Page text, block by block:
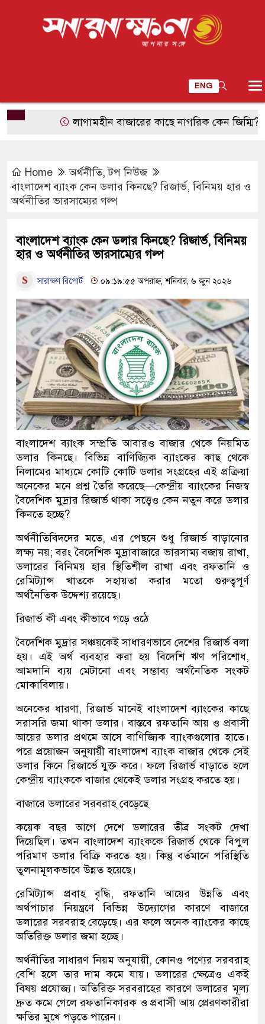
ENG
লাগামহীন বাজারের কাছে নাগরিক কেন জিম্মি?
Home অর্থনীতি,টপ নিউজ
বাংলাদেশ ব্যাংক কেন ডলার কিনছে? রিজার্ভ, বিনিময় হার ও
অর্থনীতির ভারসাম্যের গল্প
বাংলাদেশ ব্যাংক কেন ডলার কিনছে? রিজার্ভ, বিনিময়
হার ও অর্থনীতির ভারসাম্যের গল্প
সারাক্ষণ রিপোর্ট ০৯:১৯:৫৫ অপরাহ্ন, শনিবার, ৬ জুন ২০২৬
বাংলাদেশ ব্যাংক সম্প্রতি আবারও বাজার থেকে নিয়মিত
ডলার কিনছে। বিভিন্ন বাণিজ্যিক ব্যাংকের কাছ থেকে
নিলামের মাধ্যমে কোটি কোটি ডলার সংগ্রহের এই প্রক্রিয়া
অনেকের মনে প্রশ্ন তৈরি করেছে—কেন্দ্রীয় ব্যাংকের নিজস্ব
বৈদেশিক মুদ্রার রিজার্ভ থাকা সত্ত্বেও কেন নতুন করে ডলার
কিনতে হচ্ছে?
অর্থনীতিবিদদের মতে, এর পেছনে শুধু রিজার্ভ বাড়ানোর
লক্ষ্য নয়; বরং বৈদেশিক মুদ্রাবাজারে ভারসাম্য বজায় রাখা,
ডলারের বিনিময় হার স্থিতিশীল রাখা এবং রফতানি ও
রেমিট্যান্স খাতকে সহায়তা করার মতো গুরুত্বপূর্ণ
অর্থনৈতিক উদ্দেশ্য রয়েছে।
রিজার্ভ কী এবং কীভাবে গড়ে ওঠে
বৈদেশিক মুদ্রার সঞ্চয়কেই সাধারণভাবে দেশের রিজার্ভ বলা
হয়। এই অর্থ ব্যবহার করা হয় বিদেশি ঋণ পরিশোধ,
আমদানি ব্যয় মেটানো এবং সম্ভাব্য অর্থনৈতিক সংকট
মোকাবিলায়।
অনেকের ধারণা, রিজার্ভ মানেই বাংলাদেশ ব্যাংকের কাছে
সরাসরি জমা থাকা ডলার। বাস্তবে রফতানি আয় ও প্রবাসী
আয়ের ডলার প্রথমে আসে বাণিজ্যিক ব্যাংকগুলোর হাতে।
পরে প্রয়োজন অনুযায়ী বাংলাদেশ ব্যাংক বাজার থেকে সেই
ডলার কিনে রিজার্ভে যুক্ত করে। ফলে রিজার্ভ বাড়াতে হলে
কেন্দ্রীয় ব্যাংককে বাজার থেকেই ডলার সংগ্রহ করতে হয়।
বাজারে ডলারের সরবরাহ বেড়েছে
কয়েক বছর আগে দেশে ডলারের তীব্র সংকট দেখা
দিয়েছিল। তখন বাংলাদেশ ব্যাংককে রিজার্ভ থেকে বিপুল
পরিমাণ ডলার বিক্রি করতে হয়। কিন্তু বর্তমানে পরিস্থিতি
তুলনামূলকভাবে উন্নত হয়েছে।
রেমিট্যান্স প্রবাহ বৃদ্ধি, রফতানি আয়ের উন্নতি এবং
অর্থপাচার নিয়ন্ত্রণে বিভিন্ন উদ্যোগের কারণে বাজারে
ডলারের সরবরাহ বেড়েছে। এর ফলে অনেক ব্যাংকের কাছে
অতিরিক্ত ডলার জমা হচ্ছে।
অর্থনীতির সাধারণ নিয়ম অনুযায়ী, কোনও পণ্যের সরবরাহ
বেশি হলে তার দাম কমে যায়। ডলারের ক্ষেত্রেও একই
বিষয় প্রযোজ্য। অতিরিক্ত সরবরাহের কারণে ডলারের মূল্য
দ্রুত কমে গেলে রফতানিকারক ও প্রবাসী আয় প্রেরণকারীরা
ক্ষতির মুখে পড়তে পারেন।